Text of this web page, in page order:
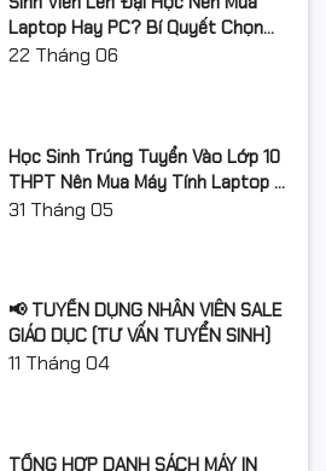
1 đổi 1 trong 6 tháng hoặc
đến khi hết mực (tùy điều
Laptop Hay PC? Bí Quyết Chọn
Máy Tính Đúng Nhu Cầu, Không
22 Tháng 06
Học Sinh Trúng Tuyển Vào Lớp 10
THPT Nên Mua Máy Tính Laptop Gì
Năm Học 2026 - 2027?
31 Tháng 05
📢 TUYỂN DỤNG NHÂN VIÊN SALE
GIÁO DỤC (TƯ VẤN TUYỂN SINH)
11 Tháng 04
TỔNG HỢP DANH SÁCH MÁY IN